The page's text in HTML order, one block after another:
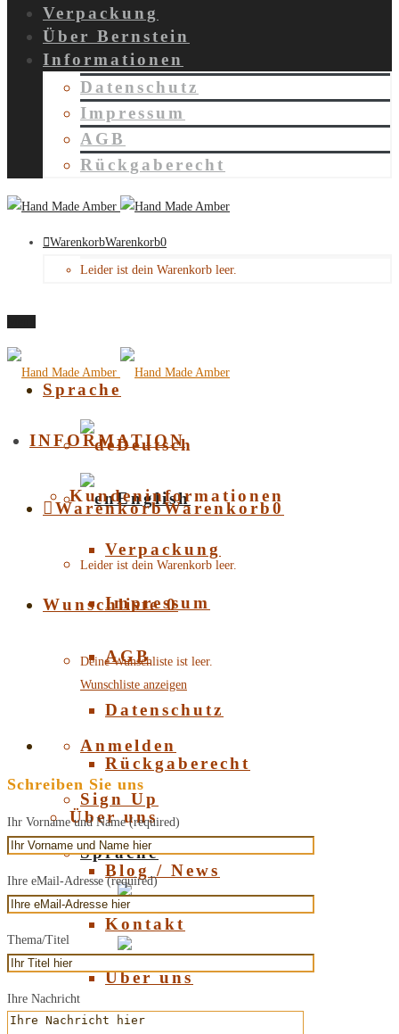
Verpackung
Über Bernstein
Informationen
Datenschutz
Impressum
AGB
Rückgaberecht
WarenkorbWarenkorb0
Leider ist dein Warenkorb leer.
Sprache
Deutsch
English
INFORMATION
Kundeninformationen
Verpackung
Impressum
AGB
Datenschutz
Rückgaberecht
Über uns
Blog / News
Kontakt
Über uns
WarenkorbWarenkorb0
Leider ist dein Warenkorb leer.
Wunschliste 0
Deine Wunschliste ist leer.
Wunschliste anzeigen
Anmelden
Sign Up
Sprache
Deutsch
English
Schreiben Sie uns
Ihr Vorname und Name (required)
Ihre eMail-Adresse (required)
Thema/Titel
Ihre Nachricht